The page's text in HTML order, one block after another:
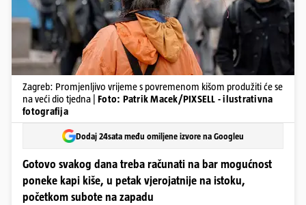
Zagreb: Promjenljivo vrijeme s povremenom kišom produžiti će se
na veći dio tjedna | Foto: Patrik Macek/PIXSELL - ilustrativna
fotografija
Dodaj 24sata među omiljene izvore na Googleu
Gotovo svakog dana treba računati na bar mogućnost
poneke kapi kiše, u petak vjerojatnije na istoku,
početkom subote na zapadu